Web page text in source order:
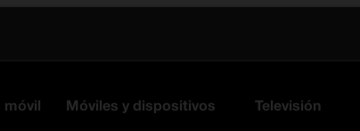
móvil Móviles y dispositivos Televisión